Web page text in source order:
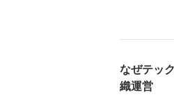
なぜテッ
織運営